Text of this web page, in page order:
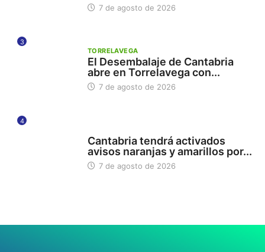
7 de agosto de 2026
3
TORRELAVEGA
El Desembalaje de Cantabria
abre en Torrelavega con...
7 de agosto de 2026
4
Cantabria tendrá activados
avisos naranjas y amarillos por...
7 de agosto de 2026